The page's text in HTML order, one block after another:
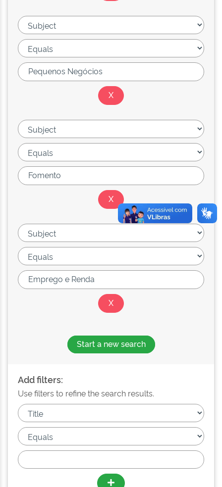
Start a new search
Add filters:
Use filters to refine the search results.